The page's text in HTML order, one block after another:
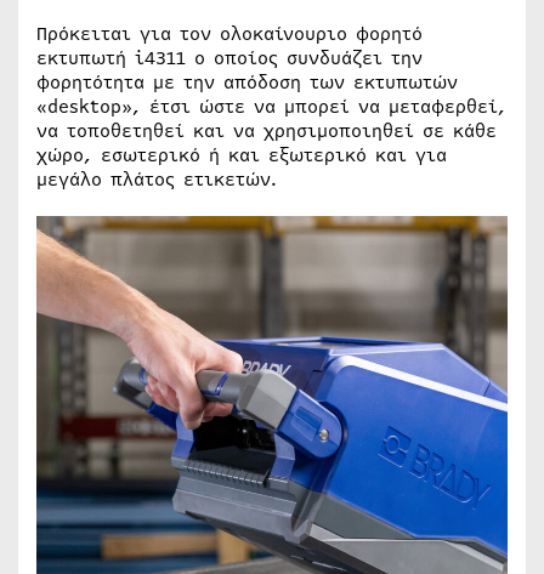
Πρόκειται για τον ολοκαίνουριο φορητό
εκτυπωτή i4311 ο οποίος συνδυάζει την
φορητότητα με την απόδοση των εκτυπωτών
«desktop», έτσι ώστε να μπορεί να μεταφερθεί,
να τοποθετηθεί και να χρησιμοποιηθεί σε κάθε
χώρο, εσωτερικό ή και εξωτερικό και για
μεγάλο πλάτος ετικετών.